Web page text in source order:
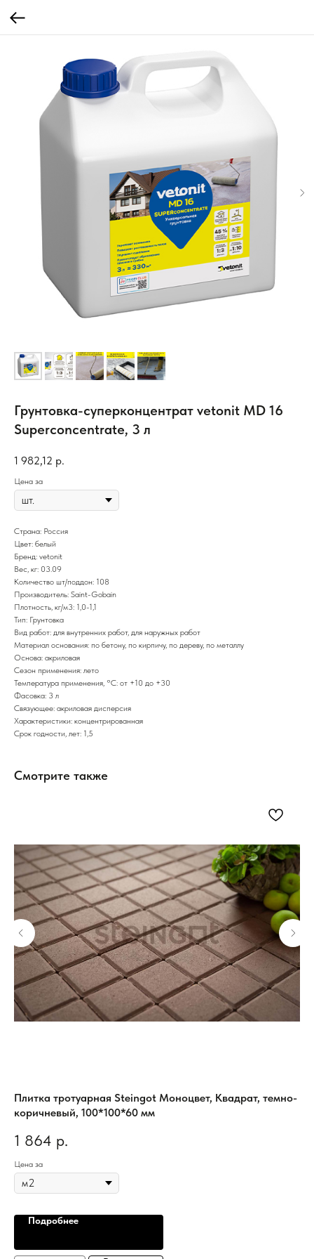
Грунтовка-суперконцентрат vetonit MD 16
Superconcentrate, 3 л
1 982,12 р.
Цена за
Страна: Россия
Цвет: белый
Бренд: vetonit
Вес, кг: 03.09
Количество шт/поддон: 108
Производитель: Saint-Gobain
Плотность, кг/м3: 1,0-1,1
Тип: Грунтовка
Вид работ: для внутренних работ, для наружных работ
Материал основания: по бетону, по кирпичу, по дереву, по металлу
Основа: акриловая
Сезон применения: лето
Температура применения, °С: от +10 до +30
Фасовка: 3 л
Связующее: акриловая дисперсия
Характеристики: концентрированная
Срок годности, лет: 1,5
Смотрите также
Плитка тротуарная Steingot Моноцвет, Квадрат, темно-
коричневый, 100*100*60 мм
1 864 р.
Цена за
Подробнее